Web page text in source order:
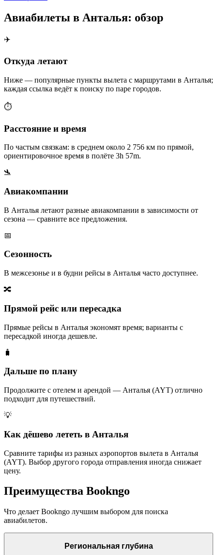
Авиабилеты в Анталья: обзор
✈️
Откуда летают
Ниже — популярные пункты вылета с маршрутами в Анталья;
каждая ссылка ведёт к поиску по паре городов.
⏱️
Расстояние и время
По частым связкам: в среднем около 2 756 км по прямой,
ориентировочное время в полёте 3h 57m.
🛬
Авиакомпании
В Анталья летают разные авиакомпании в зависимости от
сезона — сравните все предложения.
📅
Сезонность
В межсезонье и в будни рейсы в Анталья часто доступнее.
🔀
Прямой рейс или пересадка
Прямые рейсы в Анталья экономят время; варианты с
пересадкой иногда дешевле.
🧳
Дальше по плану
Продолжите с отелем и арендой — Анталья (AYT) отлично
подходит для путешествий.
💡
Как дёшево лететь в Анталья
Сравните тарифы из разных аэропортов вылета в Анталья
(AYT). Выбор другого города отправления иногда снижает
цену.
Преимущества Bookngo
Что делает Bookngo лучшим выбором для поиска
авиабилетов.
Региональная глубина